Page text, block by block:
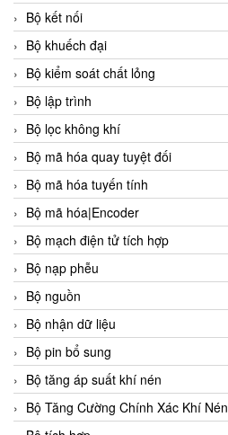
Bộ kết nối
Bộ khuếch đại
Bộ kiểm soát chất lỏng
Bộ lập trình
Bộ lọc không khí
Bộ mã hóa quay tuyệt đối
Bộ mã hóa tuyến tính
Bộ mã hóa|Encoder
Bộ mạch điện tử tích hợp
Bộ nạp phễu
Bộ nguồn
Bộ nhận dữ liệu
Bộ pin bổ sung
Bộ tăng áp suất khí nén
Bộ Tăng Cường Chính Xác Khí Nén